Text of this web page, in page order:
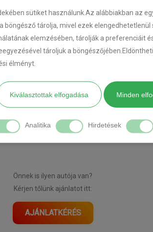
sütiket használunk.Az alábbiakban az
tárolja, mivel ezek
elemzésében, tárolják a preferenciáit
tároljuk a
élményt.
Kiválasztottak elfogadása Minden
Analitika Hirdetések
[DIAVETÍTÉS INDÍTÁSA]
Önnek is ilyen autója van?
Kérjen tőlünk ajánlatot itt:
AJÁNLATKÉRÉS